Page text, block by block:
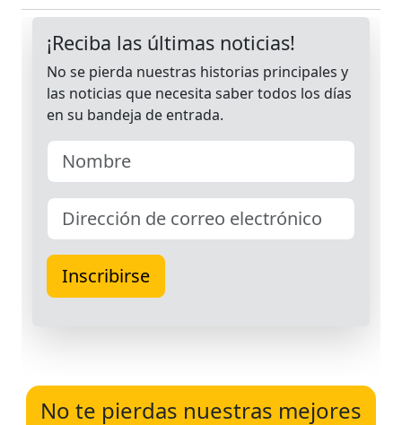
No te pierdas nuestras mejores